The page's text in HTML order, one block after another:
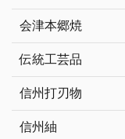
会津本郷焼
伝統工芸品
信州打刃物
信州紬